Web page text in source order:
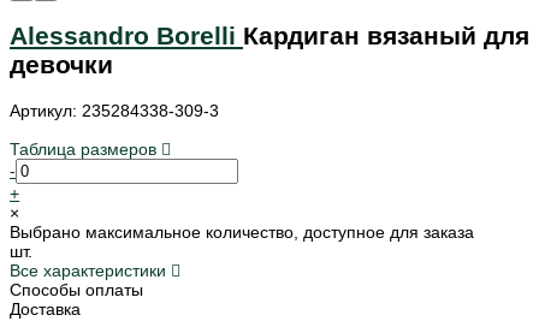
Alessandro Borelli Кардиган вязаный для
девочки
Артикул: 235284338-309-3
Таблица размеров
-
+
×
Выбрано максимальное количество, доступное для заказа
шт.
Все характеристики
Способы оплаты
Доставка